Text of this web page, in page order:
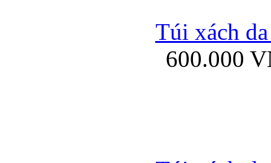
Ốp lưng Samsung
Túi xách
600.000